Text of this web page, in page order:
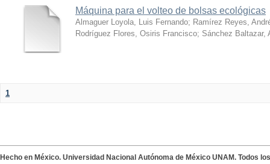
Máquina para el volteo de bolsas ecológicas
Almaguer Loyola, Luis Fernando; Ramírez Reyes,
Rodríguez Flores, Osiris Francisco; Sánchez Baltazar,
1
Hecho en México. Universidad Nacional Autónoma de México UNAM. Todos